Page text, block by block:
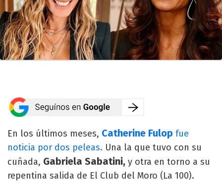
En los últimos meses, Catherine Fulop fue
noticia por dos peleas. Una la que tuvo con su
cuñada, Gabriela Sabatini, y otra en torno a su
repentina salida de El Club del Moro (La 100).